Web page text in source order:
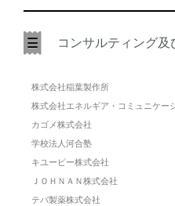
コンサルティング
株式会社稲葉製作所
株式会社エネルギア・コミュニケー
カゴメ株式会社
学校法人河合塾
キユーピー株式会社
ＪＯＨＮＡＮ株式会社
テバ製薬株式会社